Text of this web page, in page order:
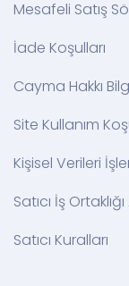
Mesafeli Satış
İade Koşulları
Cayma Hakkı
Site Kullanım
Kişisel Verileri
Satıcı İş
Satıcı Kuralları